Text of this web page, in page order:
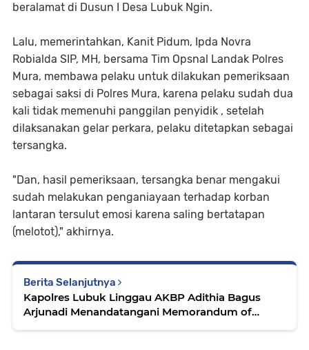
beralamat di Dusun I Desa Lubuk Ngin.
Lalu, memerintahkan, Kanit Pidum, Ipda Novra
Robialda SIP, MH, bersama Tim Opsnal Landak Polres
Mura, membawa pelaku untuk dilakukan pemeriksaan
sebagai saksi di Polres Mura, karena pelaku sudah dua
kali tidak memenuhi panggilan penyidik , setelah
dilaksanakan gelar perkara, pelaku ditetapkan sebagai
tersangka.
"Dan, hasil pemeriksaan, tersangka benar mengakui
sudah melakukan penganiayaan terhadap korban
lantaran tersulut emosi karena saling bertatapan
(melotot)," akhirnya.
Berita Selanjutnya
Kapolres Lubuk Linggau AKBP Adithia Bagus
Arjunadi Menandatangani Memorandum of